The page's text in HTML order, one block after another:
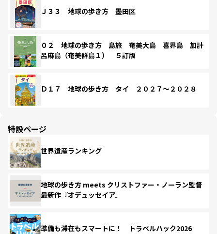
Ｊ３３ 地球の歩き方 墨田区
０２ 地球の歩き方 島旅 奄美大島 喜界島 加計
呂麻島（奄美群島１） ５訂版
Ｄ１７ 地球の歩き方 タイ ２０２７～２０２８
特設ページ
世界遺産ランキング
地球の歩き方 meets クリストファー・ノーラン監督
最新作『オデュッセイア』
準備も滞在もスマートに！ トラベルハック2026